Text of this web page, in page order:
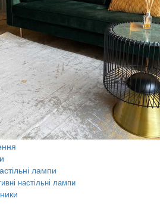
лампи
настільні лампи